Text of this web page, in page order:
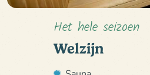
Het hele seizoen
Welzijn